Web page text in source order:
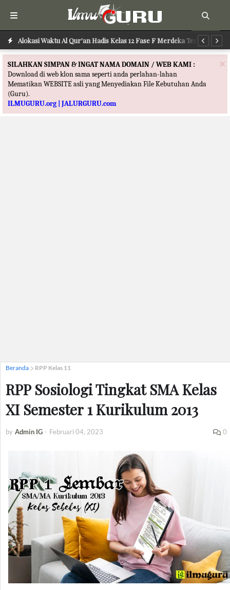
Alokasi Waktu Al Qur'an Hadis Kelas 12 Fase F Merdeka Terbaru
×
SILAHKAN SIMPAN & INGAT NAMA DOMAIN / WEB KAMI :
Download di web klon sama seperti anda perlahan-lahan
Mematikan WEBSITE asli yang Menyediakan File Kebutuhan Anda
(Guru).
ILMUGURU.org | JALURGURU.com
Beranda RPP Kelas 11
RPP Sosiologi Tingkat SMA Kelas
XI Semester 1 Kurikulum 2013
by Admin IG - Februari 04, 2023 0